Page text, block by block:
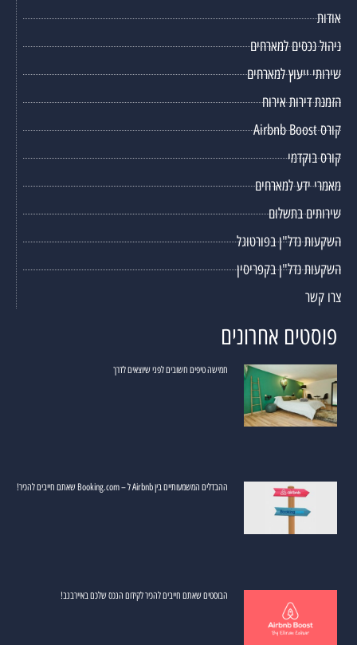
אודות
ניהול נכסים למארחים
שירותי ייעוץ למארחים
הזמנת דירות אירוח
קורס Airbnb Boost
קורס בוקדמי
מאמרי ידע למארחים
שירותים בתשלום
השקעות נדל"ן בפורטוגל
השקעות נדל"ן בקפריסין
צרו קשר
פוסטים אחרונים
חמישה טיפים חשובים לפני שיוצאים לדרך
ההבדלים המשמעותיים בין Airbnb ל – Booking.com שאתם חייבים להכיר!
הבוסטים שאתם חייבים להכיר לקידום הנכס שלכם באיירבנב!